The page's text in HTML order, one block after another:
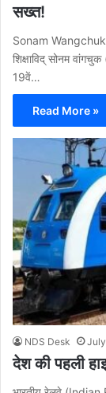
सख्त!
Sonam Wangchuk
शिक्षाविद् सोनम
19वें…
Read More »
NDS Desk
देश की पहली